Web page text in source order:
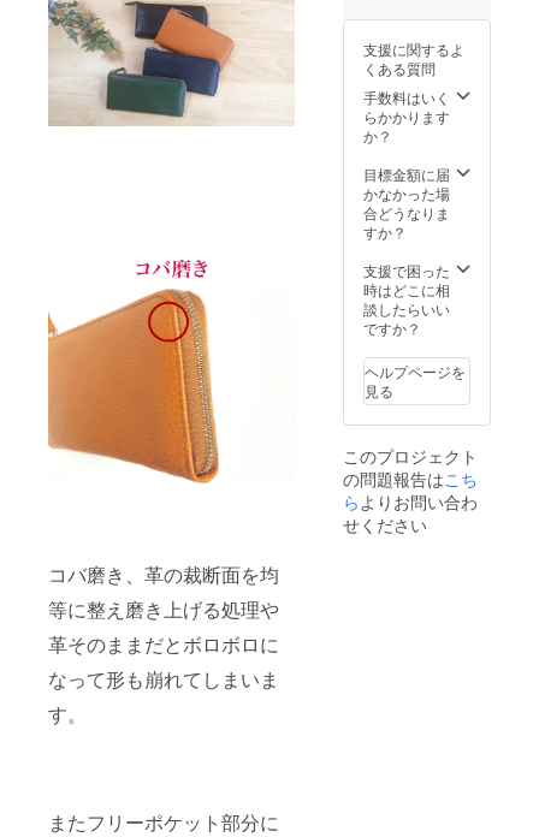
コバ磨き、革の裁断面を均
等に整え磨き上げる処理や
革そのままだとボロボロに
なって形も崩れてしまいま
す。
またフリーポケット部分に
りま
す。
便手渡
りま
す。 *発
送順が
多少前
ござい
ます。 *
ご注文
程上の
都合に
より出
荷時期
れる場
合があ
りま
す。
支援に関するよ
くある質問
手数料はいく
らかかります
か？
目標金額に届
かなかった場
合どうなりま
すか？
支援で困った
時はどこに相
談したらいい
ですか？
ヘルプページを
見る
このプロジェクト
の問題報告はこち
らよりお問い合わ
せください